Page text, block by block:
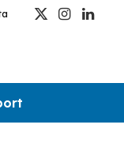
X
Instagram